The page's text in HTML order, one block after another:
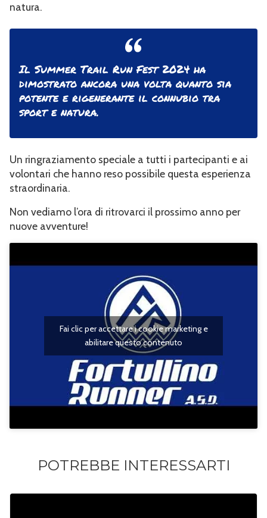
natura.
Il Summer Trail Run Fest 2024 ha
dimostrato ancora una volta quanto sia
potente e rigenerante il connubio tra
sport e natura.
Un ringraziamento speciale a tutti i partecipanti e ai
volontari che hanno reso possibile questa esperienza
straordinaria.
Non vediamo l’ora di ritrovarci il prossimo anno per
nuove avventure!
Fai clic per accettare i cookie marketing e
abilitare questo contenuto
POTREBBE INTERESSARTI